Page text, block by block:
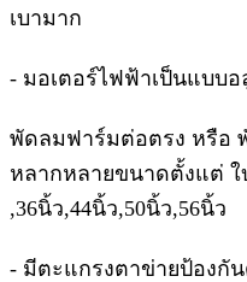
เบามาก
- มอเตอร์ไฟฟ้าเป็นแบบ
พัดลมฟาร์มต่อตรง หรือ
หลากหลายขนาดตั้งแต่ ใ
,36นิ้ว,44นิ้ว,50นิ้ว,56นิ้ว
- มีตะแกรงตาข่ายป้องกั